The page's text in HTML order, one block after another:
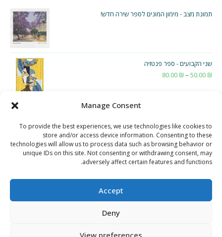
Manage Consent
To provide the best experiences, we use technologies like cookies to
store and/or access device information. Consenting to these
technologies will allow us to process data such as browsing behavior or
unique IDs on this site. Not consenting or withdrawing consent, may
adversely affect certain features and functions.
Accept
Deny
View preferences
תמונת מצב - מימון המונים לספר שירה חדש!
שני הקבועים - ספר פנטזיה
50.00 ₪
–
80.00 ₪